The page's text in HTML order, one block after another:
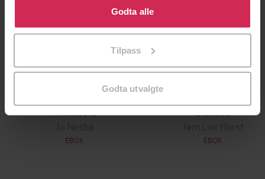
bruke cookies for alle disse formålene. Du kan også
tilpasse ditt samtykke til spesifikke formål ved å klikke
Godta alle
Tilpass
Godta utvalgte
Minnesota
EBOK
Utskudd
EBOK